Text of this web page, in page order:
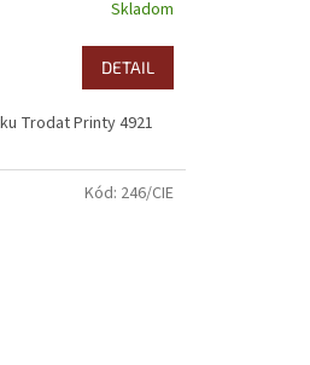
Skladom
DETAIL
Trodat Printy 4921
Kód: 246/CIE